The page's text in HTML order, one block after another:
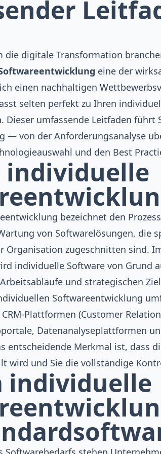
die digitale Transformation
eine der
einen nachhaltigen
selten perfekt zu Ihren
Dieser umfassende Leitfaden führt
— von der Anforderungsanalyse
und den Best
individuelle
bezeichnet den
von Softwarelösungen, die
Organisation zugeschnitten sind.
individuelle Software von Grund
und strategischen
Softwareentwicklung
CRM-Plattformen (Customer
Datenanalyseplattformen
entscheidende Merkmal ist, dass
wird und Sie die vollständige
individuelle